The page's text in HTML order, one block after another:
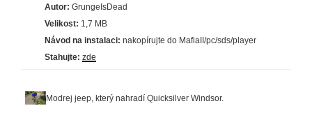
Autor: GrungeIsDead
Velikost: 1,7 MB
Návod na instalaci: nakopírujte do MafiaII/pc/sds/player
Stahujte: zde
Modrej jeep, který nahradí Quicksilver Windsor.